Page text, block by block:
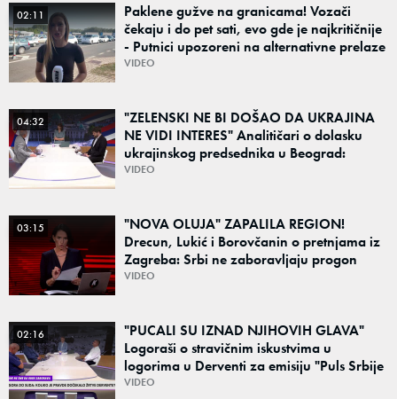
02:11
Paklene gužve na granicama! Vozači
čekaju i do pet sati, evo gde je najkritičnije
- Putnici upozoreni na alternativne prelaze
VIDEO
04:32
"ZELENSKI NE BI DOŠAO DA UKRAJINA
NE VIDI INTERES" Analitičari o dolasku
ukrajinskog predsednika u Beograd:
"Srbija može da razgovara sa svima"
VIDEO
03:15
"NOVA OLUJA" ZAPALILA REGION!
Drecun, Lukić i Borovčanin o pretnjama iz
Zagreba: Srbi ne zaboravljaju progon
VIDEO
02:16
"PUCALI SU IZNAD NJIHOVIH GLAVA"
Logoraši o stravičnim iskustvima u
logorima u Derventi za emisiju "Puls Srbije
vikend": "Tada je počela velika tortura..."
VIDEO